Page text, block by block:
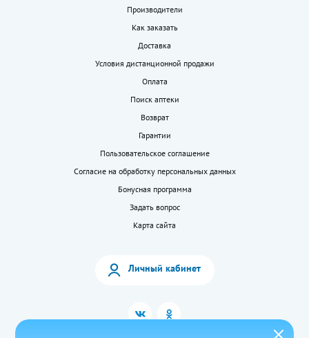
Производители
Как заказать
Доставка
Условия дистанционной продажи
Оплата
Поиск аптеки
Возврат
Гарантии
Пользовательское соглашение
Согласие на обработку персональных данных
Бонусная программа
Задать вопрос
Карта сайта
Личный кабинет